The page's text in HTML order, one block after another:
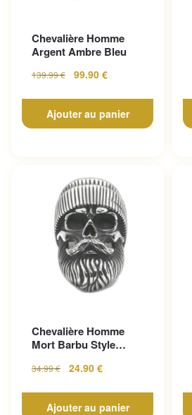
Chevalière Homme
Argent Ambre Bleu
139.99€ 99.90 €
Ajouter au panier
Chevalière Homme
Mort Barbu Style
Inoxy...
34.99€ 24.90 €
Ajouter au panier